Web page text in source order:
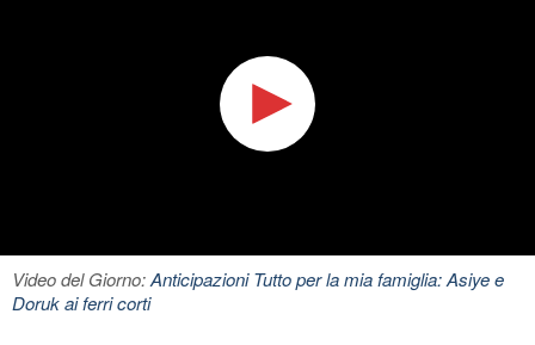
Video del Giorno:Anticipazioni Tutto per la mia famiglia: Asiye e
Doruk ai ferri corti